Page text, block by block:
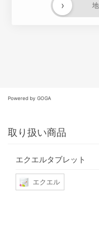
›
Powered by GOGA
取り扱い商品
エクエルタブレット
エクエル